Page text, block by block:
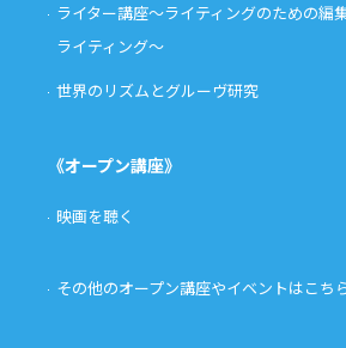
ライター講座〜ライティングのための編
ライティング〜
世界のリズムとグルーヴ研究
《オープン講座》
映画を聴く
その他のオープン講座やイベントはこち